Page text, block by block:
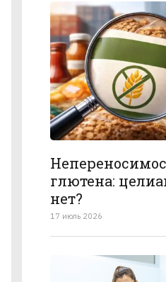
глютена:
нет?
17 июль 2026